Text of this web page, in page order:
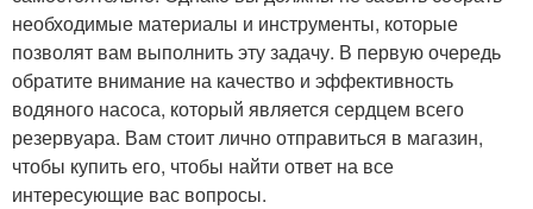
необходимые материалы и инструменты, которые
позволят вам выполнить эту задачу. В первую очередь
обратите внимание на качество и эффективность
водяного насоса, который является сердцем всего
резервуара. Вам стоит лично отправиться в магазин,
чтобы купить его, чтобы найти ответ на все
интересующие вас вопросы.